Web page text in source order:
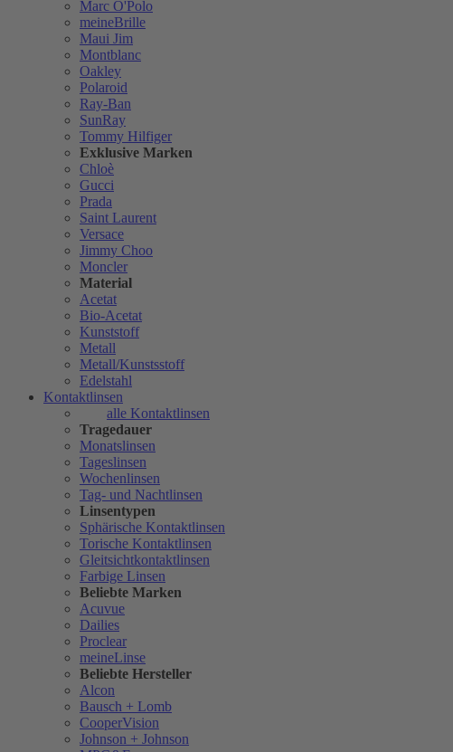
Marc O'Polo
meineBrille
Maui Jim
Montblanc
Oakley
Polaroid
Ray-Ban
SunRay
Tommy Hilfiger
Exklusive Marken
Chloè
Gucci
Prada
Saint Laurent
Versace
Jimmy Choo
Moncler
Material
Acetat
Bio-Acetat
Kunststoff
Metall
Metall/Kunstsstoff
Edelstahl
Kontaktlinsen
alle Kontaktlinsen
Tragedauer
Monatslinsen
Tageslinsen
Wochenlinsen
Tag- und Nachtlinsen
Linsentypen
Sphärische Kontaktlinsen
Torische Kontaktlinsen
Gleitsichtkontaktlinsen
Farbige Linsen
Beliebte Marken
Acuvue
Dailies
Proclear
meineLinse
Beliebte Hersteller
Alcon
Bausch + Lomb
CooperVision
Johnson + Johnson